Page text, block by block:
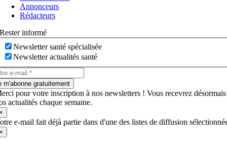
Annonceurs
Rédacteurs
Rester informé
Newsletter santé spécialisée
Newsletter actualités santé
m'abonne gratuitement
pour votre inscription à nos newsletters ! Vous recevrez désormais
actualités chaque semaine.
e-mail fait déjà partie dans d'une des listes de diffusion